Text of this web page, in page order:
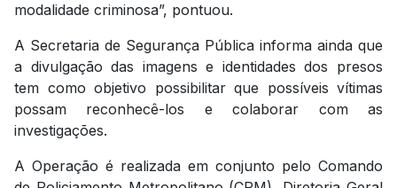
modalidade criminosa”, pontuou.
A Secretaria de Segurança Pública informa ainda que
a divulgação das imagens e identidades dos presos
tem como objetivo possibilitar que possíveis vítimas
possam reconhecê-los e colaborar com as
investigações.
A Operação é realizada em conjunto pelo Comando